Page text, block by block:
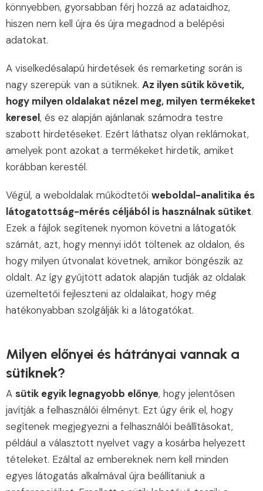
könnyebben, gyorsabban férj hozzá az adataidhoz,
hiszen nem kell újra és újra megadnod a belépési
adatokat.
A viselkedésalapú hirdetések és remarketing során is
nagy szerepük van a sütiknek. Az ilyen sütik követik,
hogy milyen oldalakat nézel meg, milyen termékeket
keresel, és ez alapján ajánlanak számodra testre
szabott hirdetéseket. Ezért láthatsz olyan reklámokat,
amelyek pont azokat a termékeket hirdetik, amiket
korábban kerestél.
Végül, a weboldalak működtetői weboldal-analitika és
látogatottság-mérés céljából is használnak sütiket.
Ezek a fájlok segítenek nyomon követni a látogatók
számát, azt, hogy mennyi időt töltenek az oldalon, és
hogy milyen útvonalat követnek, amikor böngészik az
oldalt. Az így gyűjtött adatok alapján tudják az oldalak
üzemeltetői fejleszteni az oldalaikat, hogy még
hatékonyabban szolgálják ki a látogatókat.
Milyen előnyei és hátrányai vannak a
sütiknek?
A sütik egyik legnagyobb előnye, hogy jelentősen
javítják a felhasználói élményt. Ezt úgy érik el, hogy
segítenek megjegyezni a felhasználói beállításokat,
például a választott nyelvet vagy a kosárba helyezett
tételeket. Ezáltal az embereknek nem kell minden
egyes látogatás alkalmával újra beállítaniuk a